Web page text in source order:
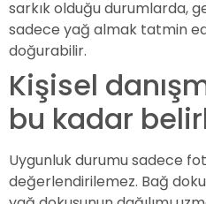
sarkık olduğu durumlarda,
sadece yağ almak tatmin
doğurabilir.
Kişisel
bu kadar
Uygunluk durumu sadece
değerlendirilemez. Bağ